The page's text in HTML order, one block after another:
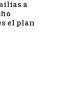
a
el plan